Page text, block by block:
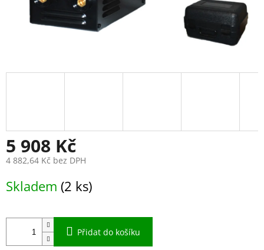
5 908 Kč
4 882,64 Kč bez DPH
cena:
Skladem (2 ks)
Přidat do košíku